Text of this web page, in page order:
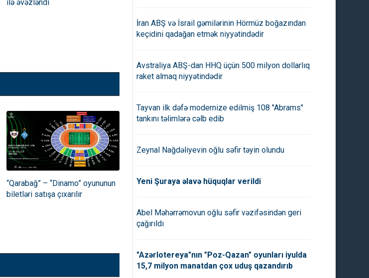
ilə əvəzləndi
- FOTO/VİDEO
“Qarabağ” – “Dinamo” oyununun
biletləri satışa çıxarılır
“Qarabağ” bu gün “Dinamo” ilə
İran ABŞ və İsrail gəmilərinin Hörmüz boğazından
keçidini qadağan etmək niyyətindədir
Avstraliya ABŞ-dan HHQ üçün 500 milyon dollarlıq
raket almaq niyyətindədir
Tayvan ilk dəfə modernize edilmiş 108 "Abrams"
tankını təlimlərə cəlb edib
Zeynal Nağdəliyevin oğlu səfir təyin olundu
Yeni Şuraya əlavə hüquqlar verildi
Abel Məhərrəmovun oğlu səfir vəzifəsindən geri
çağırıldı
"Azərlotereya"nın "Poz-Qazan" oyunları iyulda
15,7 milyon manatdan çox uduş qazandırıb